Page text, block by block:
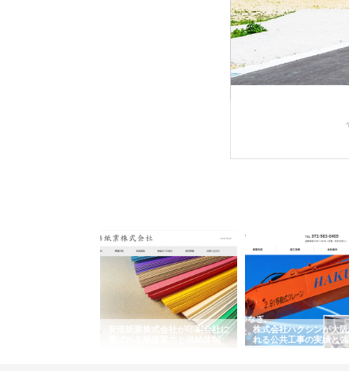
安倍紙業株式会社が印刷会社に
株式会社ハクシンが大
れる公共工事の実績と